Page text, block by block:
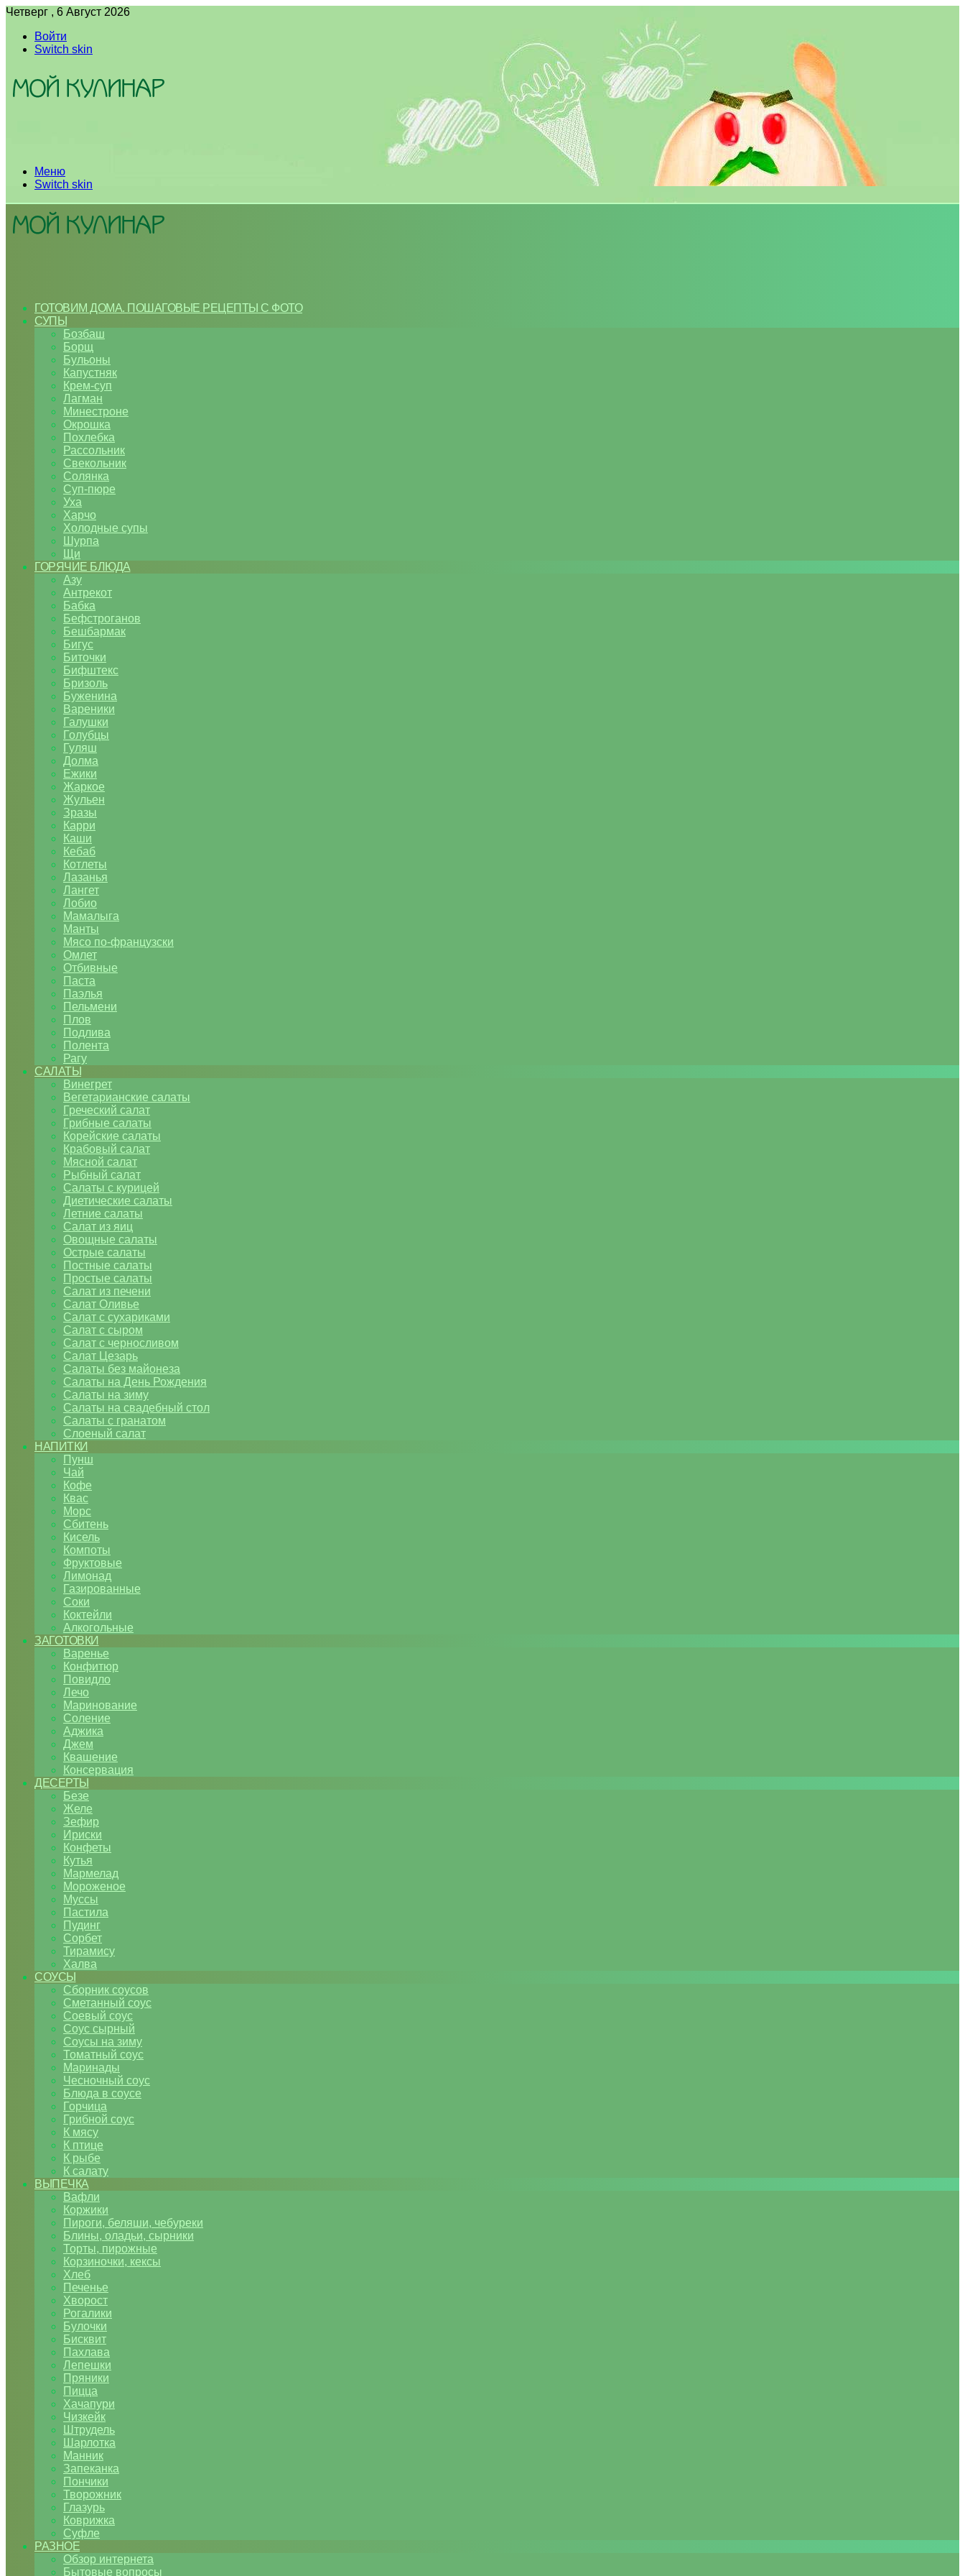
Четверг , 6 Август 2026
Войти
Switch skin
Меню
Switch skin
ГОТОВИМ ДОМА. ПОШАГОВЫЕ РЕЦЕПТЫ С ФОТО
СУПЫ
Бозбаш
Борщ
Бульоны
Капустняк
Крем-суп
Лагман
Минестроне
Окрошка
Похлебка
Рассольник
Свекольник
Солянка
Суп-пюре
Уха
Харчо
Холодные супы
Шурпа
Щи
ГОРЯЧИЕ БЛЮДА
Азу
Антрекот
Бабка
Бефстроганов
Бешбармак
Бигус
Биточки
Бифштекс
Бризоль
Буженина
Вареники
Галушки
Голубцы
Гуляш
Долма
Ежики
Жаркое
Жульен
Зразы
Карри
Каши
Кебаб
Котлеты
Лазанья
Лангет
Лобио
Мамалыга
Манты
Мясо по-французски
Омлет
Отбивные
Паста
Паэлья
Пельмени
Плов
Подлива
Полента
Рагу
САЛАТЫ
Винегрет
Вегетарианские салаты
Греческий салат
Грибные салаты
Корейские салаты
Крабовый салат
Мясной салат
Рыбный салат
Салаты с курицей
Диетические салаты
Летние салаты
Салат из яиц
Овощные салаты
Острые салаты
Постные салаты
Простые салаты
Салат из печени
Салат Оливье
Салат с сухариками
Салат с сыром
Салат с черносливом
Салат Цезарь
Салаты без майонеза
Салаты на День Рождения
Салаты на зиму
Салаты на свадебный стол
Салаты с гранатом
Слоеный салат
НАПИТКИ
Пунш
Чай
Кофе
Квас
Морс
Сбитень
Кисель
Компоты
Фруктовые
Лимонад
Газированные
Соки
Коктейли
Алкогольные
ЗАГОТОВКИ
Варенье
Конфитюр
Повидло
Лечо
Маринование
Соление
Аджика
Джем
Квашение
Консервация
ДЕСЕРТЫ
Безе
Желе
Зефир
Ириски
Конфеты
Кутья
Мармелад
Мороженое
Муссы
Пастила
Пудинг
Сорбет
Тирамису
Халва
СОУСЫ
Сборник соусов
Сметанный соус
Соевый соус
Соус сырный
Соусы на зиму
Томатный соус
Маринады
Чесночный соус
Блюда в соусе
Горчица
Грибной соус
К мясу
К птице
К рыбе
К салату
ВЫПЕЧКА
Вафли
Коржики
Пироги, беляши, чебуреки
Блины, оладьи, сырники
Торты, пирожные
Корзиночки, кексы
Хлеб
Печенье
Хворост
Рогалики
Булочки
Бисквит
Пахлава
Лепешки
Пряники
Пицца
Хачапури
Чизкейк
Штрудель
Шарлотка
Манник
Запеканка
Пончики
Творожник
Глазурь
Коврижка
Суфле
РАЗНОЕ
Обзор интернета
Бытовые вопросы